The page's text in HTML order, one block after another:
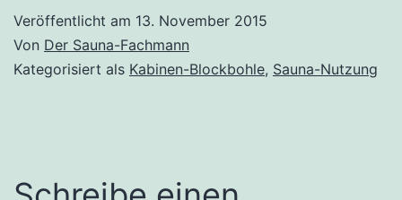
Veröffentlicht am 13. November 2015
Von Der Sauna-Fachmann
Kategorisiert als Kabinen-Blockbohle, Sauna-Nutzung